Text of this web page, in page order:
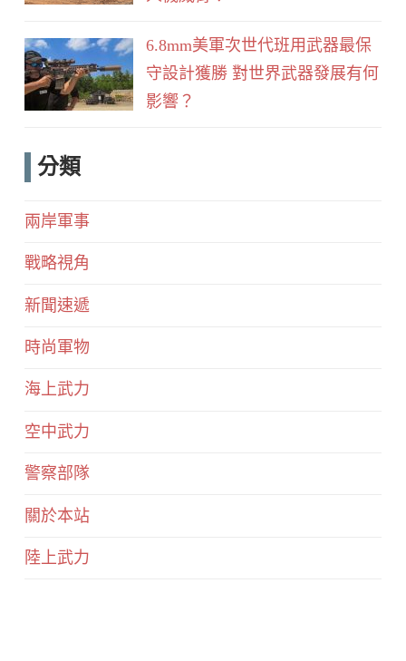
6.8mm美軍次世代班用武器最保
守設計獲勝 對世界武器發展有何
影響？
分類
兩岸軍事
戰略視角
新聞速遞
時尚軍物
海上武力
空中武力
警察部隊
關於本站
陸上武力